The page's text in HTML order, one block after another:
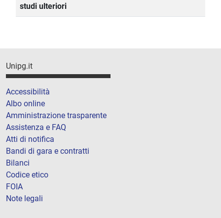
studi ulteriori
Unipg.it
Accessibilità
Albo online
Amministrazione trasparente
Assistenza e FAQ
Atti di notifica
Bandi di gara e contratti
Bilanci
Codice etico
FOIA
Note legali